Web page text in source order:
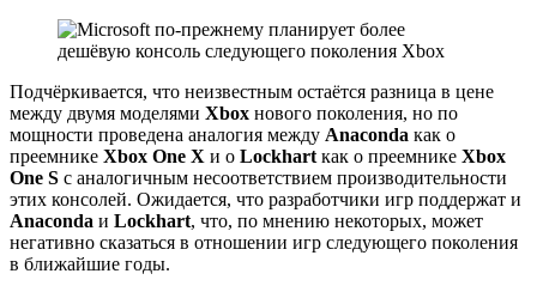
Подчёркивается, что неизвестным остаётся разница в цене
между двумя моделями Xbox нового поколения, но по
мощности проведена аналогия между Anaconda как о
преемнике Xbox One X и о Lockhart как о преемнике Xbox
One S с аналогичным несоответствием производительности
этих консолей. Ожидается, что разработчики игр поддержат и
Anaconda и Lockhart, что, по мнению некоторых, может
негативно сказаться в отношении игр следующего поколения
в ближайшие годы.